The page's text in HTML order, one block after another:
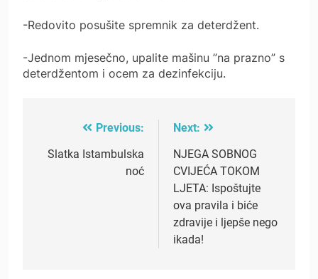
-Redovito posušite spremnik za deterdžent.
-Jednom mjesečno, upalite mašinu ”na prazno” s
deterdžentom i ocem za dezinfekciju.
navigation
Previous:
Slatka Istambulska
noć
Next:
NJEGA SOBNOG
CVIJEĆA TOKOM
LJETA: Ispoštujte
ova pravila i biće
zdravije i ljepše nego
ikada!